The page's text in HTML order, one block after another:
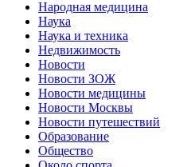
Народная медицина
Наука
Наука и техника
Недвижимость
Новости
Новости ЗОЖ
Новости медицины
Новости Москвы
Новости путешествий
Образование
Общество